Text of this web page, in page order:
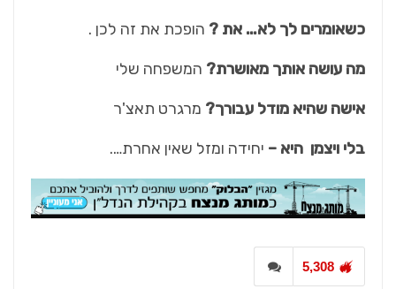
כשאומרים לך לא… את ? הופכת את זה לכן .
מה עושה אותך מאושרת? המשפחה שלי
אישה שהיא מודל עבורך? מרגרט תאצ'ר
בלי ויצמן היא – יחידה ומזל שאין אחרת….
5,308